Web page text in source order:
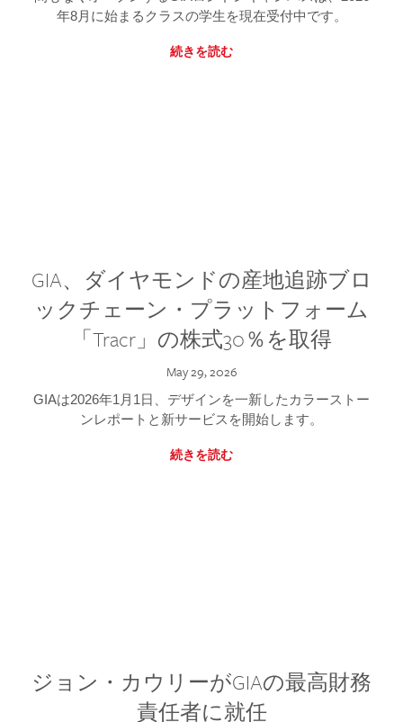
年8月に始まるクラスの学生を現在受付中です。
続きを読む
GIA、ダイヤモンドの産地追跡ブロ
ックチェーン・プラットフォーム
「Tracr」の株式30％を取得
May 29, 2026
GIAは2026年1月1日、デザインを一新したカラーストー
ンレポートと新サービスを開始します。
続きを読む
ジョン・カウリーがGIAの最高財務
責任者に就任